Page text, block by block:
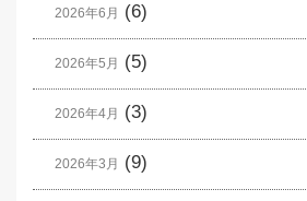
2026年6月 (6)
2026年5月 (5)
2026年4月 (3)
2026年3月 (9)